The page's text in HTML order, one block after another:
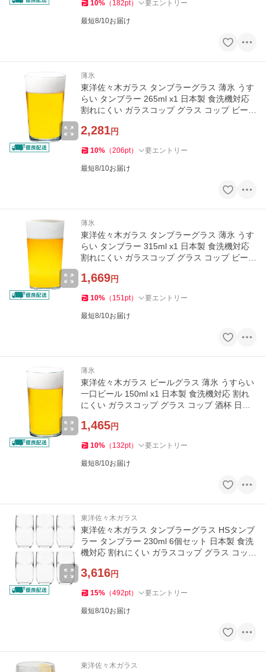
10% （ 182pt） 要エントリー
最短8/10お届け
薄氷
東洋佐々木ガラス タンブラーグラス 薄氷 うす
らい タンブラー 265ml x1 日本製 食洗機対応
割れにくい ガラスコップ グラス コップ ビール
2,281円
10% （206pt） 要エントリー
最短8/10お届け
薄氷
東洋佐々木ガラス タンブラーグラス 薄氷 うす
らい タンブラー 315ml x1 日本製 食洗機対応
割れにくい ガラスコップ グラス コップ ビール
1,669円
10% （ 151pt） 要エントリー
最短8/10お届け
薄氷
東洋佐々木ガラス ビールグラス 薄氷 うすらい
一口ビール 150ml x1 日本製 食洗機対応 割れ
にくい ガラスコップ グラス コップ 酒杯 日本
1,465円
10% （ 132pt） 要エントリー
最短8/10お届け
東洋佐々木ガラス
東洋佐々木ガラス タンブラーグラス HSタンブ
ラー タンブラー 230ml 6個セット 日本製 食洗
機対応 割れにくい ガラスコップ グラス コップ
3,616円
15% （492pt） 要エントリー
最短8/10お届け
東洋佐々木ガラス